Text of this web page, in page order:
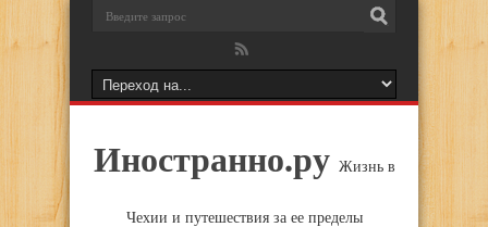
Иностранно.ру Жизнь в
Чехии и путешествия за ее пределы